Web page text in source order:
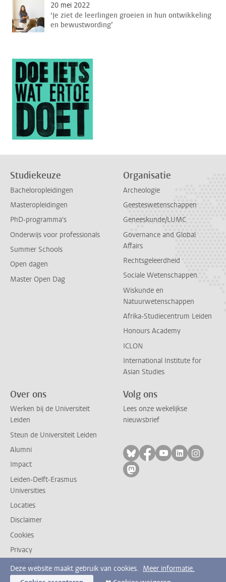
20 mei 2022
‘Je ziet de leerlingen groeien in hun ontwikkeling
en bewustwording’
Studiekeuze
Bacheloropleidingen
Masteropleidingen
PhD-programma's
Onderwijs voor professionals
Summer Schools
Open dagen
Master Open Dag
Organisatie
Archeologie
Geesteswetenschappen
Geneeskunde/LUMC
Governance and Global
Affairs
Rechtsgeleerdheid
Sociale Wetenschappen
Wiskunde en
Natuurwetenschappen
Afrika-Studiecentrum Leiden
Honours Academy
ICLON
International Institute for
Asian Studies
Over ons
Werken bij de Universiteit
Leiden
Steun de Universiteit Leiden
Alumni
Impact
Leiden-Delft-Erasmus
Universities
Locaties
Disclaimer
Cookies
Privacy
Contact
Volg ons
Lees onze wekelijkse
nieuwsbrief
Volg ons op bluesky
Volg ons op
Volg ons op
Volg ons
Volg
Volg ons op mastodon
Deze website maakt gebruik van cookies. Meer informatie.